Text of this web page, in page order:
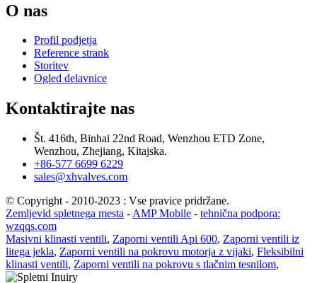
O nas
Profil podjetja
Reference strank
Storitev
Ogled delavnice
Kontaktirajte nas
Št. 416th, Binhai 22nd Road, Wenzhou ETD Zone,
Wenzhou, Zhejiang, Kitajska.
+86-577 6699 6229
sales@xhvalves.com
© Copyright - 2010-2023 : Vse pravice pridržane.
Zemljevid spletnega mesta - AMP Mobile - tehnična podpora:
wzqqs.com
Masivni klinasti ventili, Zaporni ventili Api 600, Zaporni ventili iz
litega jekla, Zaporni ventili na pokrovu motorja z vijaki, Fleksibilni
klinasti ventili, Zaporni ventili na pokrovu s tlačnim tesnilom,